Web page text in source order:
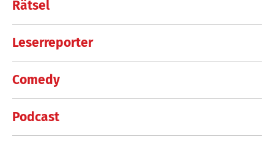
Rätsel
Leserreporter
Comedy
Podcast